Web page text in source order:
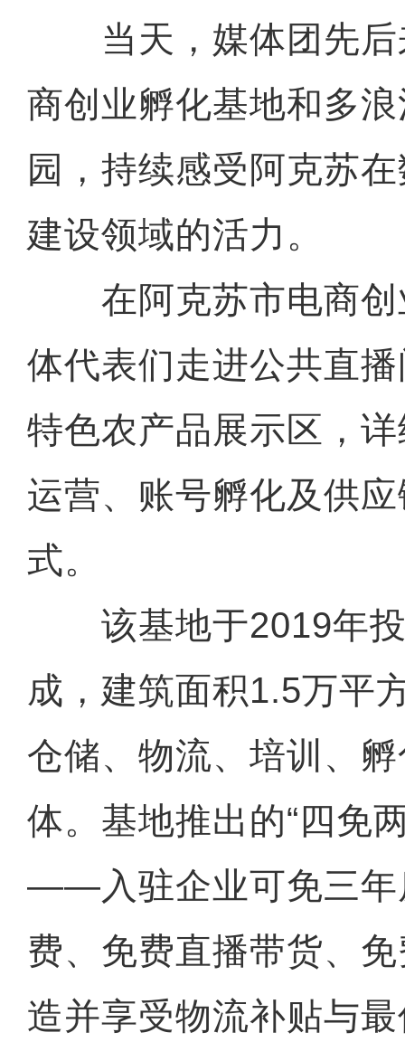
当天，媒体团先后
商创业孵化基地和多
园，持续感受阿克苏
建设领域的活力。
在阿克苏市电商创
体代表们走进公共直
特色农产品展示区，
运营、账号孵化及供
式。
该基地于2019年投
成，建筑面积1.5万平
仓储、物流、培训、
体。基地推出的“四免
——入驻企业可免三年
费、免费直播带货、
造并享受物流补贴与